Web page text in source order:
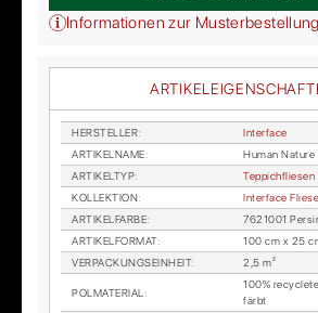
Informationen zur Musterbestellung
HER­STEL­LER:
In­ter­face
AR­TI­KEL­NA­ME:
Hu­man
AR­TI­KEL­TYP:
Tep­pich­flie­sen
KOL­LEK­TI­ON:
In­ter­face
AR­TI­KEL­FAR­BE:
7621001
AR­TI­KEL­FOR­MAT:
100 cm x 25
VER­PA­CKUNGS­EIN­HEIT: 2,5 m²
POL­MA­TE­RI­AL :
100%
färbt